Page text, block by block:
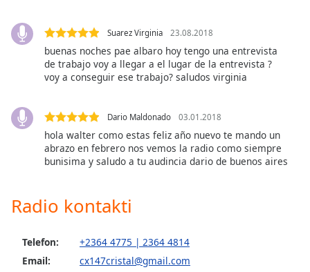
Caption
Area
Background
Opacity
Text
Style
Suarez Virginia 23.08.2018
buenas noches pae albaro hoy tengo una entrevista
de trabajo voy a llegar a el lugar de la entrevista ?
voy a conseguir ese trabajo? saludos virginia
Dario Maldonado 03.01.2018
hola walter como estas feliz año nuevo te mando un
abrazo en febrero nos vemos la radio como siempre
bunisima y saludo a tu audincia dario de buenos aires
Radio kontakti
Telefon:
+2364 4775 | 2364 4814
Email:
cx147cristal@gmail.com